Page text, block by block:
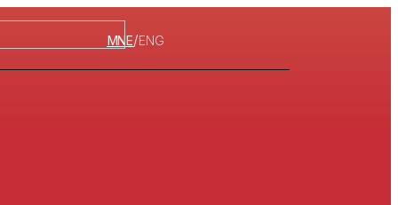
MNE/ENG